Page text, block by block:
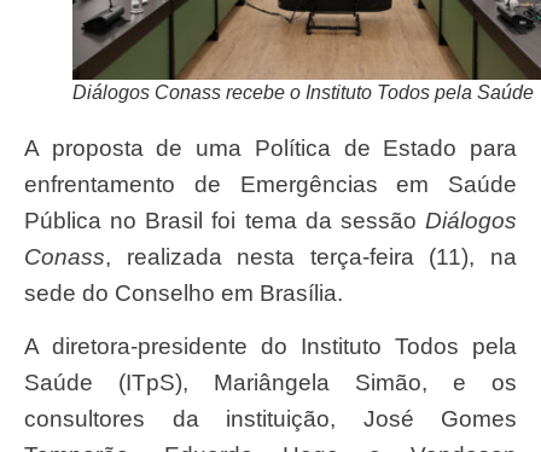
Diálogos Conass recebe o Instituto Todos pela Saúde
A proposta de uma Política de Estado para
enfrentamento de Emergências em Saúde
Pública no Brasil foi tema da sessão Diálogos
Conass, realizada nesta terça-feira (11), na
sede do Conselho em Brasília.
A diretora-presidente do Instituto Todos pela
Saúde (ITpS), Mariângela Simão, e os
consultores da instituição, José Gomes